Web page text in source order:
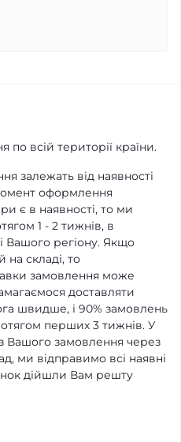
всій території країни.
залежать від наявності
оформлення
є в наявності, то ми
1 - 2 тижнів, в
Вашого регіону. Якщо
на складі, то
замовлення може
доставляти
швидше, і 90% замовлень
перших 3 тижнів. У
Вашого замовлення через
ми відправимо всі наявні
дійшли Вам решту